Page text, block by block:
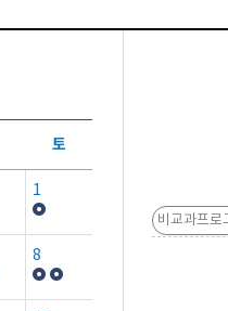
토
1
8
비교과프로